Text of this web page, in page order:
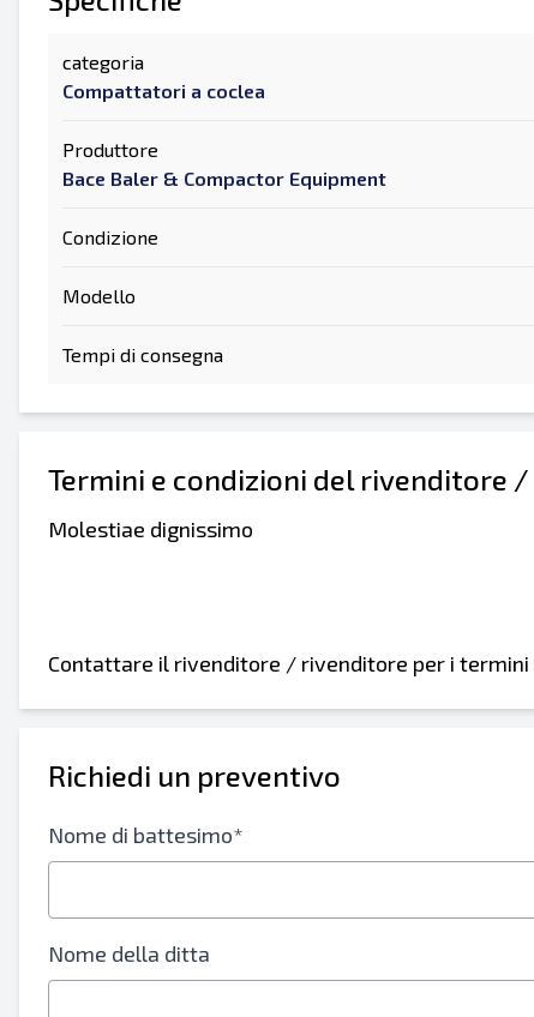
categoria
Compattatori a coclea
Produttore
Bace Baler & Compactor Equipment
Condizione
Modello
Tempi di consegna
Termini e condizioni del rivenditore
Molestiae dignissimo
Contattare il rivenditore / rivenditore per i
Richiedi un preventivo
Nome di battesimo*
Nome della ditta